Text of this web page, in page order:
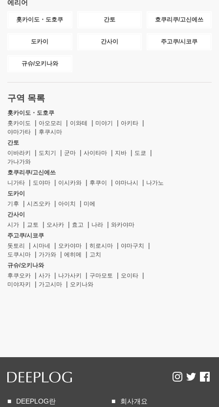
에리어
홋카이도・도호쿠 간토 호쿠리쿠/고신에쓰
도카이 간사이 주고쿠/시코쿠
규슈/오키나와
구역 목록
홋카이도・도호쿠
홋카이도
아오모리 이와테 미야기
아키타
야마가타
후쿠시마
간토
이바라키
도치기 군마 사이타마 지바
도쿄
가나가와
호쿠리쿠/고신에쓰
니가타
도야마 이시카와 후쿠이 야마나시
나가노
도카이
기후
시즈오카 아이치
미에
간사이
시가
교토 오사카 효고 나라
와카야마
주고쿠/시코쿠
돗토리
시마네 오카야마 히로시마
야마구치
도쿠시마
가가와 에히메
고치
규슈/오키나와
후쿠오카
사가 나가사키 구마모토
오이타
미야자키
가고시마 오키나와
DEEPLOG란 회사개요